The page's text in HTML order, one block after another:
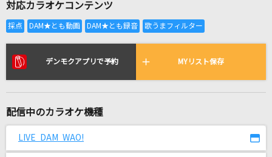
全国りれき
リアルタイムで歌われている曲の一覧
忘れないで
対応カラオケコンテンツ
デンモクアプリで予約 MYリスト保存
配信中のカラオケ機種
LIVE DAM WAO!